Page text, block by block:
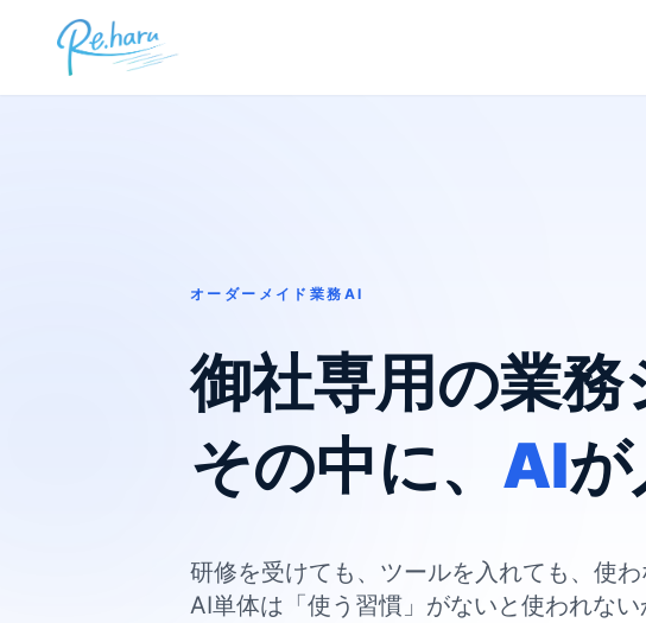
オーダーメイド業務AI
御社専用の業
その中に、 AI
研修を受けても、ツールを入れても、使わ
AI単体は「使う習慣」がないと使われない